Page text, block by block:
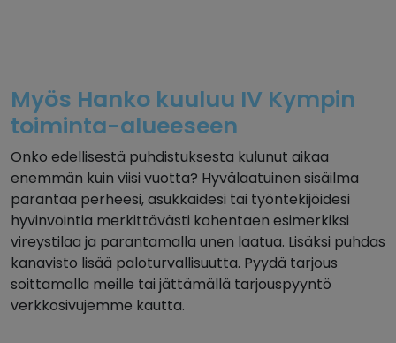
Myös Hanko kuuluu IV Kympin
toiminta-alueeseen
Onko edellisestä puhdistuksesta kulunut aikaa
enemmän kuin viisi vuotta? Hyvälaatuinen sisäilma
parantaa perheesi, asukkaidesi tai työntekijöidesi
hyvinvointia merkittävästi kohentaen esimerkiksi
vireystilaa ja parantamalla unen laatua. Lisäksi puhdas
kanavisto lisää paloturvallisuutta. Pyydä tarjous
soittamalla meille tai jättämällä tarjouspyyntö
verkkosivujemme kautta.